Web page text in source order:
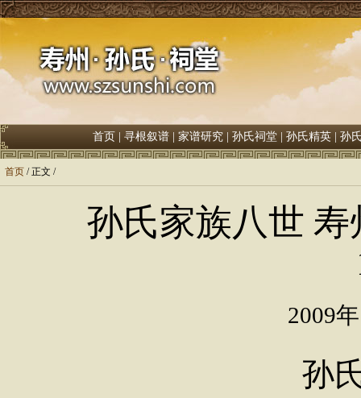
首页| 寻根叙谱| 家谱研究| 孙氏祠堂| 孙氏精英| 孙
首页 / 正文 /
孙氏家族八世 寿
2009
孙